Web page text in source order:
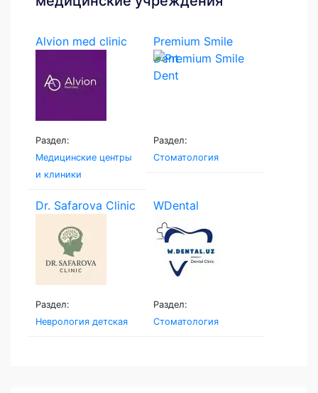
Alvion med clinic
Раздел:
Медицинские центры
и клиники
Premium Smile
Dent
Раздел:
Стоматология
Dr. Safarova Clinic
Раздел:
Неврология детская
WDental
Раздел:
Стоматология